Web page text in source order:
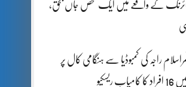
فائرنگ کے واقعے میں ایک شخص جاں بحق،
قمراسلام راجہ کی کمبوڈیا سے ہنگامی کال پر
ریسکیو